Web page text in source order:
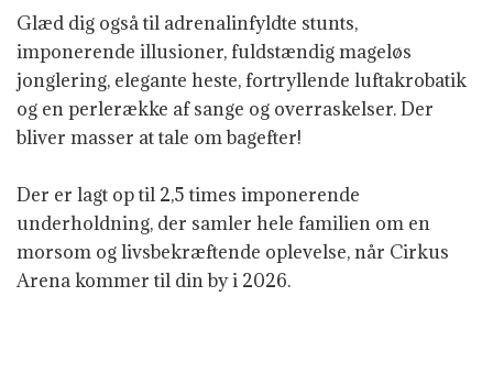
Glæd dig også til adrenalinfyldte stunts,
imponerende illusioner, fuldstændig mageløs
jonglering, elegante heste, fortryllende luftakrobatik
og en perlerække af sange og overraskelser.Der
bliver masser at tale om bagefter!
Der er lagt op til 2,5 times imponerende
underholdning, der samler hele familien om en
morsom og livsbekræftende oplevelse, når Cirkus
Arena kommer til din by i 2026.